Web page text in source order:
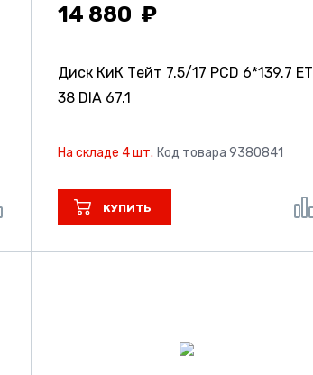
14 880
Диск КиК Тейт 7.5/17 PCD 6*139.7 ET
38 DIA 67.1
На складе 4 шт. Код товара 9380841
КУПИТЬ